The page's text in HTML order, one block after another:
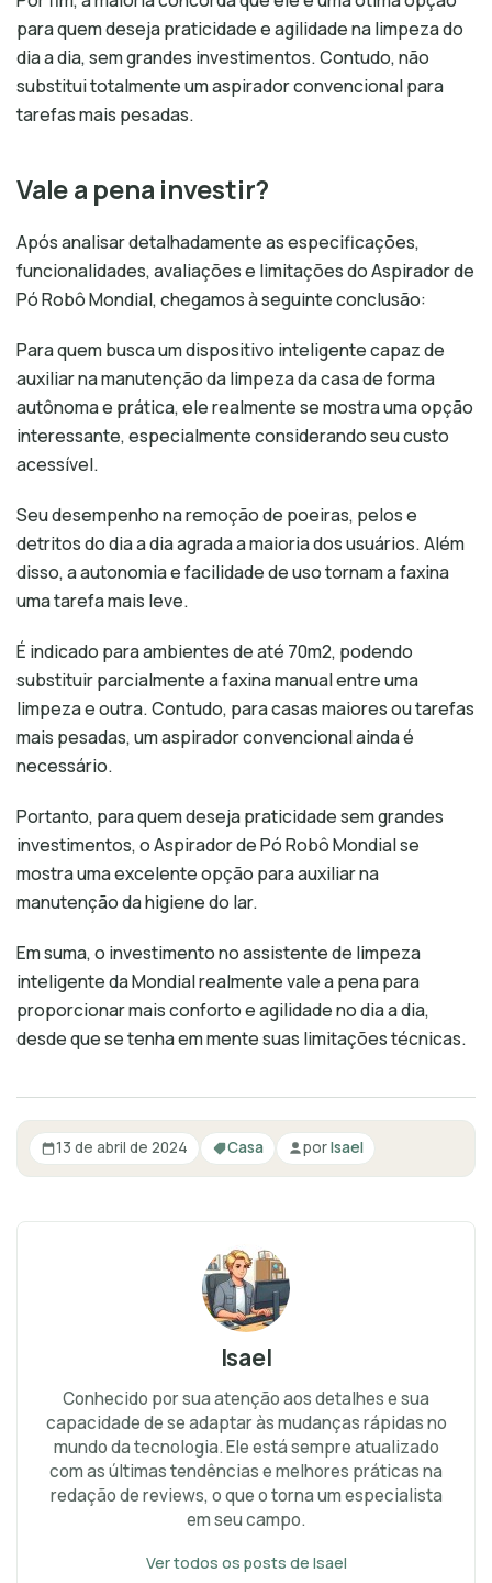
para quem deseja praticidade e agilidade na limpeza do
dia a dia, sem grandes investimentos. Contudo, não
substitui totalmente um aspirador convencional para
tarefas mais pesadas.
Vale a pena investir?
Após analisar detalhadamente as especificações,
funcionalidades, avaliações e limitações do Aspirador de
Pó Robô Mondial, chegamos à seguinte conclusão:
Para quem busca um dispositivo inteligente capaz de
auxiliar na manutenção da limpeza da casa de forma
autônoma e prática, ele realmente se mostra uma opção
interessante, especialmente considerando seu custo
acessível.
Seu desempenho na remoção de poeiras, pelos e
detritos do dia a dia agrada a maioria dos usuários. Além
disso, a autonomia e facilidade de uso tornam a faxina
uma tarefa mais leve.
É indicado para ambientes de até 70m2, podendo
substituir parcialmente a faxina manual entre uma
limpeza e outra. Contudo, para casas maiores ou tarefas
mais pesadas, um aspirador convencional ainda é
necessário.
Portanto, para quem deseja praticidade sem grandes
investimentos, o Aspirador de Pó Robô Mondial se
mostra uma excelente opção para auxiliar na
manutenção da higiene do lar.
Em suma, o investimento no assistente de limpeza
inteligente da Mondial realmente vale a pena para
proporcionar mais conforto e agilidade no dia a dia,
desde que se tenha em mente suas limitações técnicas.
13 de abril de 2024 Casa porIsael
Isael
Conhecido por sua atenção aos detalhes e sua
capacidade de se adaptar às mudanças rápidas no
mundo da tecnologia. Ele está sempre atualizado
com as últimas tendências e melhores práticas na
redação de reviews, o que o torna um especialista
em seu campo.
Ver todos os posts de Isael